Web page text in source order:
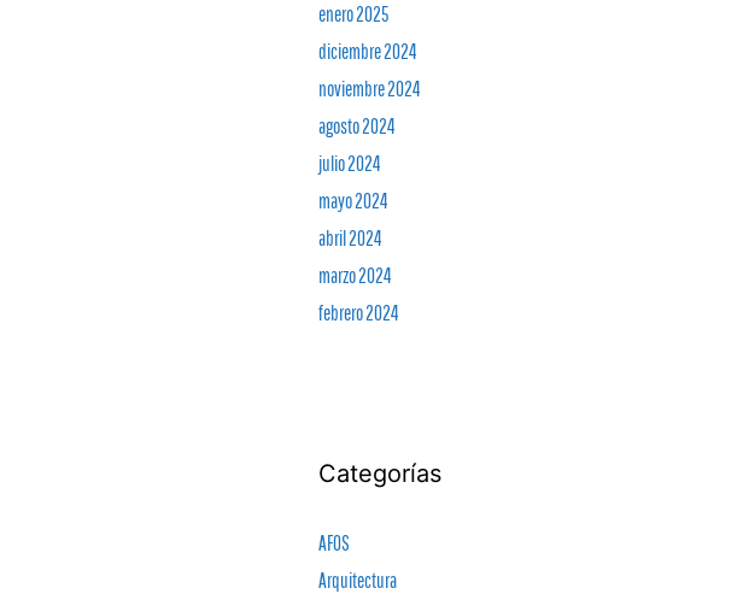
enero 2025
diciembre 2024
noviembre 2024
agosto 2024
julio 2024
mayo 2024
abril 2024
marzo 2024
febrero 2024
Categorías
AFOS
Arquitectura